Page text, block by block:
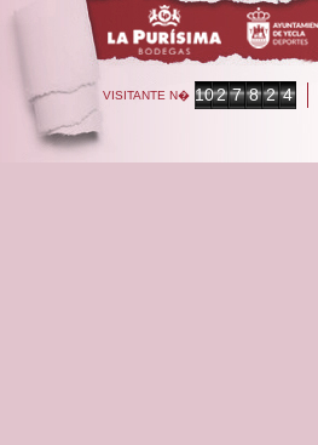
VISITANTE N� 102 7 8 2 4